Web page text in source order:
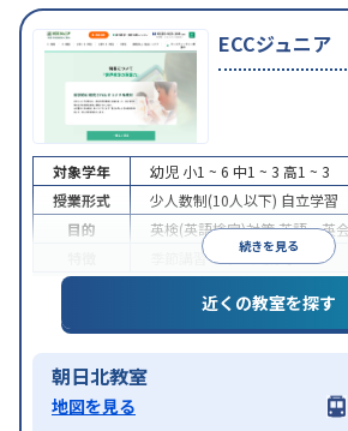
ECCジュニア
続きを見る
対象学年 幼児 小1 ~ 6 中1 ~ 3 高1 ~ 3
授業形式
少人数制(10人以下) 自立学習
目的
英検(英語検定)対策英語・英
季節講習のみの受講可
近くの教室を探す
朝日北教室
地図を見る